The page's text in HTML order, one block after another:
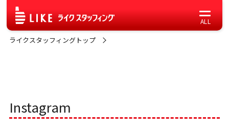
ライクスタッフィングトップ
Instagram